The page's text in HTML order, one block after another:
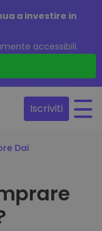
a investire in
accessibili.
Iscriviti
Dai